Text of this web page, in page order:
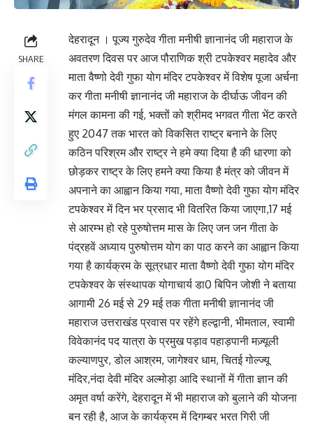
SHARE
देहरादून । पूज्य गुरुदेव गीता मनीषी ज्ञानानंद जी महाराज के
अवतरण दिवस पर आज पौराणिक श्री टपकेश्वर महादेव और
माता वैष्णो देवी गुफा योग मंदिर टपकेश्वर में विशेष पूजा अर्चना
कर गीता मनीषी ज्ञानानंद जी महाराज के दीर्घाऊ जीवन की
मंगल कामना की गई, भक्तों को श्रीमद भगवत गीता भेंट करते
हुए 2047 तक भारत को विकसित राष्ट्र बनाने के लिए
कठिन परिश्रम और राष्ट्र ने हमे क्या दिया है की धारणा को
छोड़कर राष्ट्र के लिए हमने क्या किया है मंत्र को जीवन में
अपनाने का आह्वान किया गया, माता वैष्णो देवी गुफा योग मंदिर
टपकेश्वर में दिन भर प्रसाद भी वितरित किया जाएगा,17 मई
से आरम्भ हो रहे पुरुषोत्तम मास के लिए जन जन गीता के
पंद्रहवें अध्याय पुरुषोत्तम योग का पाठ करने का आह्वान किया
गया है कार्यक्रम के सूत्रधार माता वैष्णो देवी गुफा योग मंदिर
टपकेश्वर के संस्थापक योगाचार्य डा0 बिपिन जोशी ने बताया
आगामी 26 मई से 29 मई तक गीता मनीषी ज्ञानानंद जी
महाराज उत्तराखंड प्रवास पर रहेंगे हल्द्वानी, भीमताल, स्वामी
विवेकानंद पद यात्रा के प्रमुख पड़ाव पहाड़पानी मज़्यूली
कल्याणपुर, डोल आश्रम, जागेश्वर धाम, चितई गोल्ज्यू
मंदिर,नंदा देवी मंदिर अल्मोड़ा आदि स्थानों में गीता ज्ञान की
अमृत वर्षा करेंगे, देहरादून में भी महाराज को बुलाने की योजना
बन रही है, आज के कार्यक्रम में दिगम्बर भरत गिरी जी